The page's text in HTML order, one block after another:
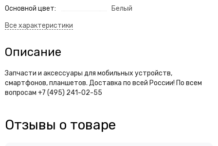
Основной цвет: Белый
Описание
Запчасти и аксессуары для мобильных устройств,
смартфонов, планшетов. Доставка по всей России! По всем
вопросам +7 (495) 241-02-55
Отзывы о товаре